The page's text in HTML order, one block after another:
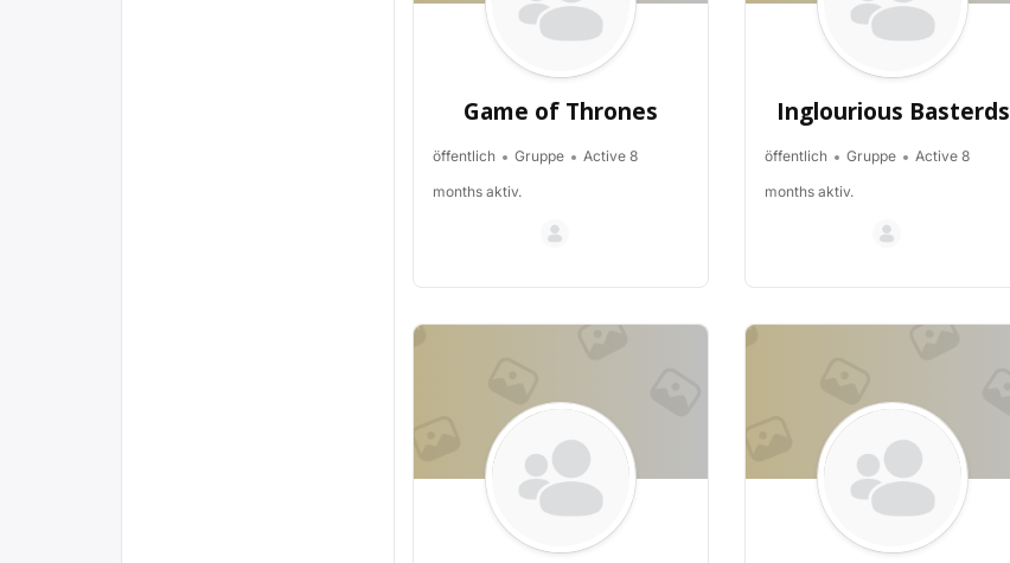
Game of Thrones
öffentlich Gruppe
Active 8
months aktiv.
Inglourious Basterds
öffentlich Gruppe
Active 8
months aktiv.